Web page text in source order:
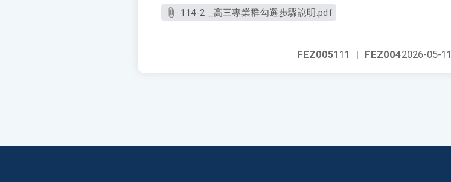
114-2 _高三專業群勾選步驟說明.pdf
FEZ0042026-05-11
FEZ005111 |